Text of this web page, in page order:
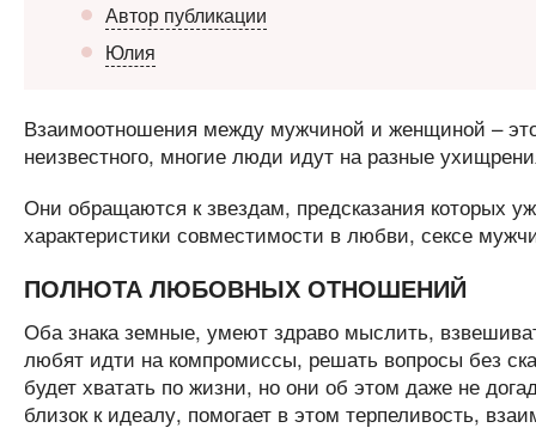
Автор публикации
Юлия
Взаимоотношения между мужчиной и женщиной –
неизвестного, многие люди идут на разные
Они обращаются к звездам, предсказания которых
характеристики совместимости в любви, сексе
ПОЛНОТА ЛЮБОВНЫХ ОТНОШЕНИЙ
Оба знака земные, умеют здраво мыслить,
любят идти на компромиссы, решать вопросы без
будет хватать по жизни, но они об этом даже не
близок к идеалу, помогает в этом терпеливость,